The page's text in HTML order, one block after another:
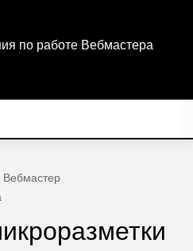
по работе Вебмастера
Вебмастер